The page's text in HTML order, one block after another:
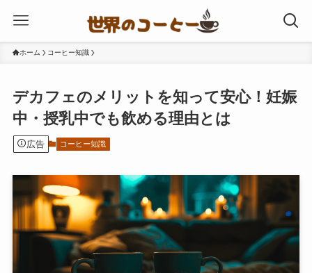
ホーム コーヒー知識
デカフェのメリットを知って安心！妊娠
中・授乳中でも飲める理由とは
広告 コーヒー知識